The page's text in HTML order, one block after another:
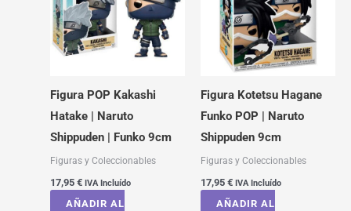
Figura POP Kakashi
Hatake | Naruto
Shippuden | Funko 9cm
Figuras y Coleccionables
17,95 € IVA Incluído
AÑADIR AL
Figura Kotetsu Hagane
Funko POP | Naruto
Shippuden 9cm
Figuras y Coleccionables
17,95 € IVA Incluído
AÑADIR AL